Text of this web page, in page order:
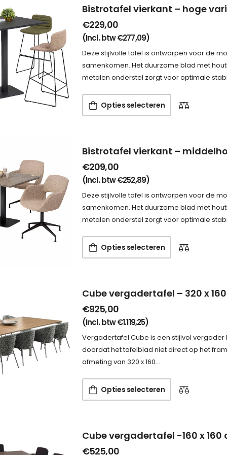
Bistrotafel vierkant – hoge
€229,00
(Incl. btw€277,09)
Deze stijlvolle tafel is ontworpen voor de
samenkomen. Het duurzame blad met
metalen onderstel zorgt voor optimale
Opties selecteren
Bistrotafel vierkant –
€209,00
(Incl. btw€252,89)
Deze stijlvolle tafel is ontworpen voor de
samenkomen. Het duurzame blad met
metalen onderstel zorgt voor optimale
Opties selecteren
Cube vergadertafel – 320 x
€925,00
(Incl. btw€1.119,25)
Vergadertafel Cube is een stijlvol
doordat het tafelblad niet direct op het
afmeting van 320 x 160…
Opties selecteren
Cube vergadertafel -160 x 160
€525,00